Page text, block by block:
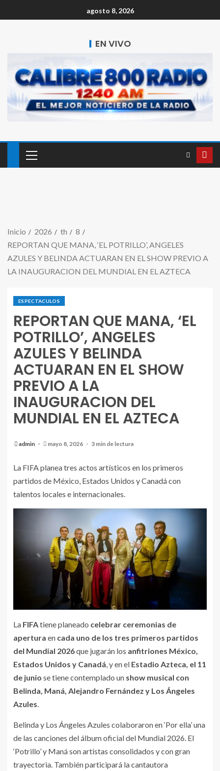
agosto 8, 2026
EN VIVO
Inicio 2026 th
8
REPORTAN QUE MANA, ‘EL POTRILLO’, ANGELES
AZULES Y BELINDA ACTUARAN EN EL SHOW PREVIO A
LA INAUGURACION DEL MUNDIAL EN EL AZTECA
ESPECTACULOS
REPORTAN QUE MANA, ‘EL
POTRILLO’, ANGELES
AZULES Y BELINDA
ACTUARAN EN EL SHOW
PREVIO A LA
INAUGURACION DEL
MUNDIAL EN EL AZTECA
admin mayo 8, 2026 3 min de lectura
La FIFA planea tres actos artísticos en los primeros
partidos de México, Estados Unidos y Canadá con
talentos locales e internacionales.
La FIFAtiene planeado celebrar ceremonias de
apertura en cada uno de los tres primeros partidos
del Mundial 2026que jugarán los anfitriones México,
Estados Unidos y Canadá, y en el Estadio Azteca, el 11
de junio se tiene contemplado un show musical con
Belinda, Maná, Alejandro Fernández y Los Ángeles
Azules.
Belinda y Los Ángeles Azules colaboraron en ‘Por ella’ una
de las canciones del álbum oficial del Mundial 2026. El
‘Potrillo’ y Maná son artistas consolidados y con gran
trayectoria. También participará la cantautora